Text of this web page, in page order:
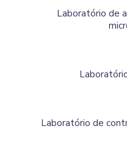
Laboratório de
Laboratório de